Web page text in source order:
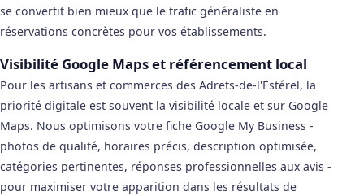
se convertit bien mieux que le trafic généraliste en
réservations concrètes pour vos établissements.
Visibilité Google Maps et référencement local
Pour les artisans et commerces des Adrets-de-l'Estérel, la
priorité digitale est souvent la visibilité locale et sur Google
Maps. Nous optimisons votre fiche Google My Business -
photos de qualité, horaires précis, description optimisée,
catégories pertinentes, réponses professionnelles aux avis -
pour maximiser votre apparition dans les résultats de